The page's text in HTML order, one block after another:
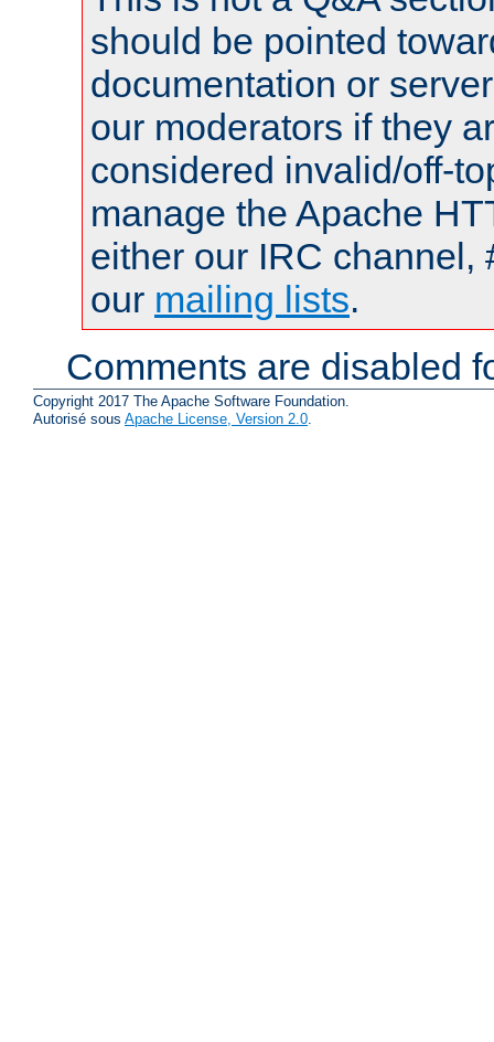
should be pointed
documentation or
our moderators if they
considered invalid/off-
manage the Apache
either our IRC channel,
our mailing lists.
Comments are disabled
Copyright 2017 The Apache Software Foundation.
Autorisé sous Apache License, Version 2.0.